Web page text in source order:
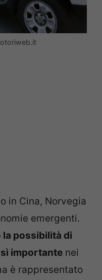
in Cina, Norvegia
emergenti.
la possibilità di
importante nei
è rappresentato